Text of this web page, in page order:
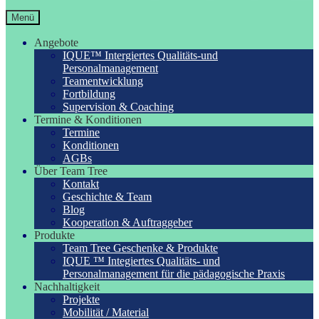
Menü
Angebote
IQUE™ Intergiertes Qualitäts-und
Personalmanagement
Teamentwicklung
Fortbildung
Supervision & Coaching
Termine & Konditionen
Termine
Konditionen
AGBs
Über Team Tree
Kontakt
Geschichte & Team
Blog
Kooperation & Auftraggeber
Produkte
Team Tree Geschenke & Produkte
IQUE ™ Integiertes Qualitäts- und
Personalmanagement für die pädagogische Praxis
Nachhaltigkeit
Projekte
Mobilität / Material